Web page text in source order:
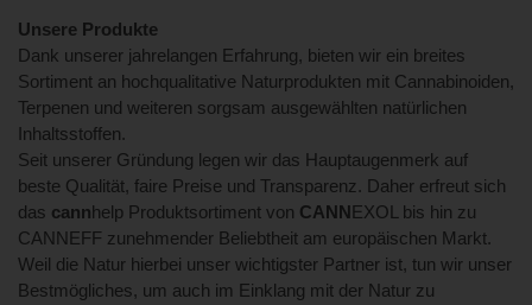
Unsere Produkte
Dank unserer jahrelangen Erfahrung, bieten wir ein breites
Sortiment an hochqualitative Naturprodukten mit Cannabinoiden,
Terpenen und weiteren sorgsam ausgewählten natürlichen
Inhaltsstoffen.
Seit unserer Gründung legen wir das Hauptaugenmerk auf
beste Qualität, faire Preise und Transparenz. Daher erfreut sich
das cann help Produktsortiment von CANN EXOL bis hin zu
CANNEFF zunehmender Beliebtheit am europäischen Markt.
Weil die Natur hierbei unser wichtigster Partner ist, tun wir unser
Bestmögliches, um auch im Einklang mit der Natur zu